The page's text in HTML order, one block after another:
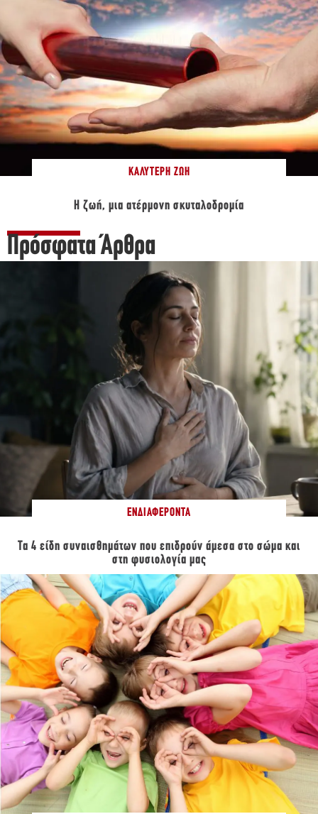
ΚΑΛΎΤΕΡΗ ΖΩΉ
Η ζωή, μια ατέρμονη σκυταλοδρομία
Πρόσφατα Άρθρα
ΕΝΔΙΑΦΈΡΟΝΤΑ
Τα 4 είδη συναισθημάτων που επιδρούν άμεσα στο σώμα και
στη φυσιολογία μας